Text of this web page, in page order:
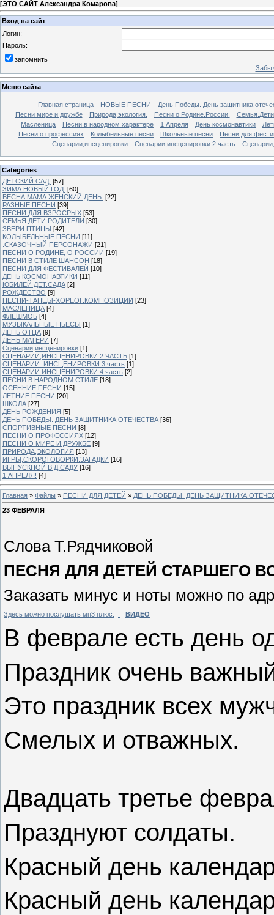
[ЭТО САЙТ Александра Комарова]
Вход на сайт
Логин:
Пароль:
запомнить
Меню сайта
Главная страница НОВЫЕ ПЕСНИ
День Победы. День защитника
Песни мире и дружбе
Природа,экология. Песни о Родине.России.
Масленица
Песни в народном характере 1 Апреля День космонавтики
Песни о профессиях
Колыбельные песни Школьные песни
Песни для
Сценарии,инсценировки
Сценарии,инсценировки 2 часть
Categories
ДЕТСКИЙ САД. [57]
ЗИМА.НОВЫЙ ГОД. [60]
ВЕСНА.МАМА.ЖЕНСКИЙ ДЕНЬ. [22]
РАЗНЫЕ ПЕСНИ [39]
ПЕСНИ ДЛЯ ВЗРОСРЫХ [53]
СЕМЬЯ.ДЕТИ.РОДИТЕЛИ [30]
ЗВЕРИ.ПТИЦЫ [42]
КОЛЫБЕЛЬНЫЕ ПЕСНИ [11]
.СКАЗОЧНЫЙ ПЕРСОНАЖИ [21]
ПЕСНИ О РОДИНЕ, О РОССИИ [19]
ПЕСНИ В СТИЛЕ ШАНСОН [18]
ПЕСНИ ДЛЯ ФЕСТИВАЛЕЙ [10]
ДЕНЬ КОСМОНАВТИКИ [11]
ЮБИЛЕЙ ДЕТ.САДА [2]
РОЖДЕСТВО [9]
ПЕСНИ-ТАНЦЫ-ХОРЕОГ.КОМПОЗИЦИИ [23]
МАСЛЕНИЦА [4]
ФЛЕШМОБ [4]
МУЗЫКАЛЬНЫЕ ПЬЕСЫ [1]
ДЕНЬ ОТЦА [9]
ДЕНЬ МАТЕРИ [7]
Сценарии,инсценировки [1]
СЦЕНАРИИ,ИНСЦЕНИРОВКИ 2 ЧАСТЬ [1]
СЦЕНАРИИ. ИНСЦЕНИРОВКИ 3 часть [1]
СЦЕНАРИИ ИНСЦЕНИРОВКИ 4 часть [2]
ПЕСНИ В НАРОДНОМ СТИЛЕ [18]
ОСЕННИЕ ПЕСНИ [15]
ЛЕТНИЕ ПЕСНИ [20]
ШКОЛА [27]
ДЕНЬ РОЖДЕНИЯ [5]
ДЕНЬ ПОБЕДЫ. ДЕНЬ ЗАЩИТНИКА ОТЕЧЕСТВА [36]
СПОРТИВНЫЕ ПЕСНИ [8]
ПЕСНИ О ПРОФЕССИЯХ [12]
ПЕСНИ О МИРЕ И ДРУЖБЕ [9]
ПРИРОДА,ЭКОЛОГИЯ [13]
ИГРЫ,СКОРОГОВОРКИ.ЗАГАДКИ [16]
ВЫПУСКНОЙ В Д.САДУ [16]
1 АПРЕЛЯ! [4]
Главная » Файлы » ПЕСНИ ДЛЯ ДЕТЕЙ » ДЕНЬ ПОБЕДЫ. ДЕНЬ ЗАЩИТНИКА
23 ФЕВРАЛЯ
Слова Т.Рядчиковой
ПЕСНЯ ДЛЯ ДЕТЕЙ СТАРШЕГО
Заказать минус и ноты можно по
Здесь можно послушать мп3 плюс. ВИДЕО
В феврале есть день
Праздник очень
Это праздник всех
Смелых и отважных.
Двадцать третье
Празднуют солдаты.
Красный день
Красный день